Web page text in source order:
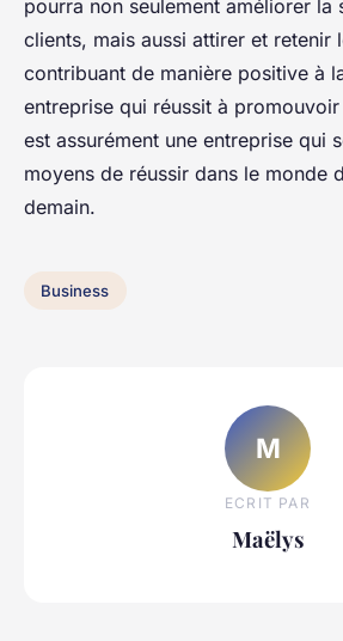
pourra non seulement améliorer la
clients, mais aussi attirer et retenir
contribuant de manière positive à
entreprise qui réussit à
est assurément une entreprise qui
moyens de réussir dans le monde
demain.
Business
M
ECRIT PAR
Maëlys